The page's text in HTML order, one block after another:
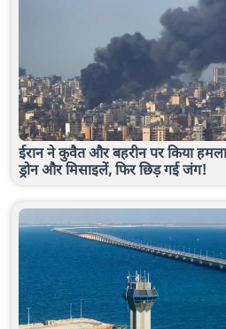
ईरान ने कुवैत और बहरीन पर किया
ड्रोन और मिसाइलें, फिर छिड़ गई जंग!